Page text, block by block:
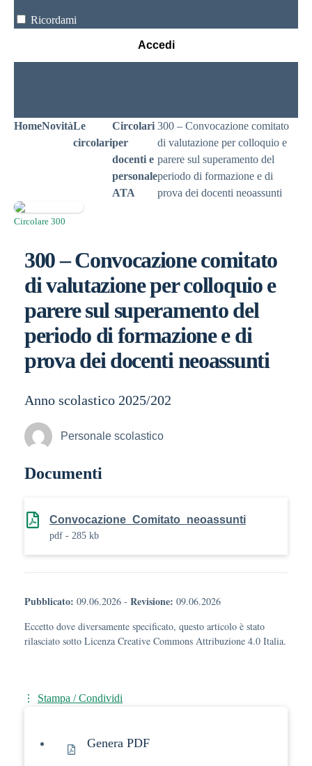
Ricordami
Accedi
HomeNovitàLe
circolari
Circolari
per
docenti e
personale
ATA
300 – Convocazione comitato
di valutazione per colloquio e
parere sul superamento del
periodo di formazione e di
prova dei docenti neoassunti
Circolare 300
300 – Convocazione comitato
di valutazione per colloquio e
parere sul superamento del
periodo di formazione e di
prova dei docenti neoassunti
Anno scolastico 2025/202
Personale scolastico
Documenti
Convocazione_Comitato_neoassunti
pdf - 285 kb
Pubblicato: 09.06.2026 - Revisione: 09.06.2026
Eccetto dove diversamente specificato, questo articolo è stato
rilasciato sotto Licenza Creative Commons Attribuzione 4.0 Italia.
Stampa / Condividi
Genera PDF